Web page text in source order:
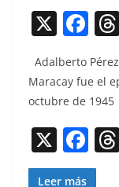
X F
a
c
e
b
o
o
Adal­ber­to
Mara­cay fue el
octubre de 1945
X F
a
Leer más